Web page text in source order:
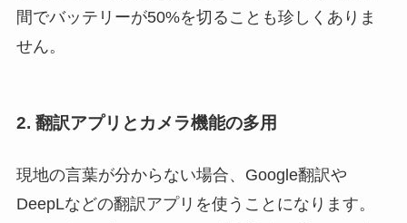
間でバッテリーが50%を切ることも珍しくありま
せん。
2. 翻訳アプリとカメラ機能の多用
現地の言葉が分からない場合、Google翻訳や
DeepLなどの翻訳アプリを使うことになります。